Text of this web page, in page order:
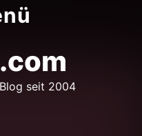
seit 2004